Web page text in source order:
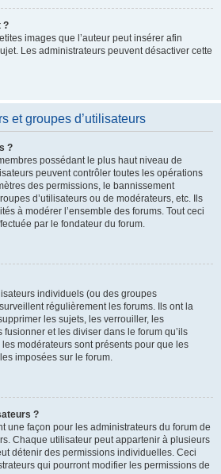
?
images que l’auteur peut insérer afin
Les administrateurs peuvent désactiver cette
et groupes d’utilisateurs
?
possédant le plus haut niveau de
peuvent contrôler toutes les opérations
des permissions, le bannissement
d’utilisateurs ou de modérateurs, etc. Ils
à modérer l’ensemble des forums. Tout ceci
par le fondateur du forum.
individuels (ou des groupes
régulièrement les forums. Ils ont la
les sujets, les verrouiller, les
et les diviser dans le forum qu’ils
modérateurs sont présents pour que les
imposées sur le forum.
?
une façon pour les administrateurs du forum de
Chaque utilisateur peut appartenir à plusieurs
détenir des permissions individuelles. Ceci
qui pourront modifier les permissions de